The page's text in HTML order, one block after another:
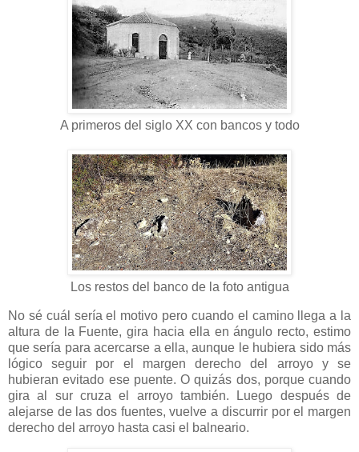
A primeros del siglo XX con bancos y todo
Los restos del banco de la foto antigua
No sé cuál sería el motivo pero cuando el camino llega a la
altura de la Fuente, gira hacia ella en ángulo recto, estimo
que sería para acercarse a ella, aunque le hubiera sido más
lógico seguir por el margen derecho del arroyo y se
hubieran evitado ese puente. O quizás dos, porque cuando
gira al sur cruza el arroyo también. Luego después de
alejarse de las dos fuentes, vuelve a discurrir por el margen
derecho del arroyo hasta casi el balneario.